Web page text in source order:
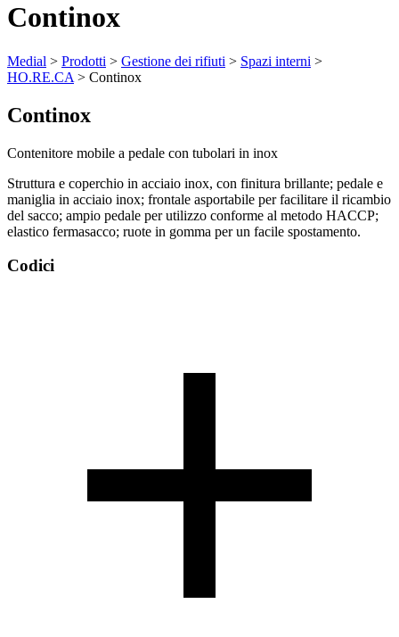
Continox
Medial > Prodotti > Gestione dei rifiuti > Spazi interni >
HO.RE.CA > Continox
Continox
Contenitore mobile a pedale con tubolari in inox
Struttura e coperchio in acciaio inox, con finitura brillante; pedale e
maniglia in acciaio inox; frontale asportabile per facilitare il ricambio
del sacco; ampio pedale per utilizzo conforme al metodo HACCP;
elastico fermasacco; ruote in gomma per un facile spostamento.
Codici